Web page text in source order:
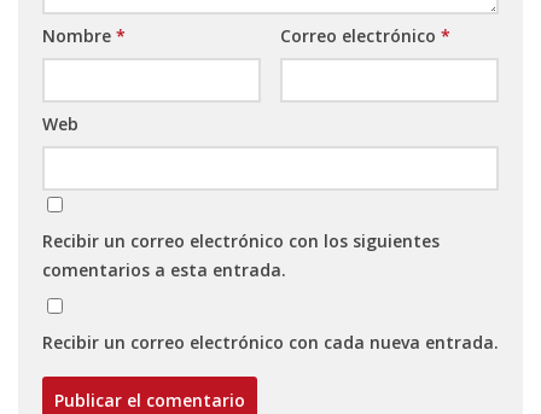
Nombre * Correo electrónico *
Web
Recibir un correo electrónico con los siguientes
comentarios a esta entrada.
Recibir un correo electrónico con cada nueva entrada.